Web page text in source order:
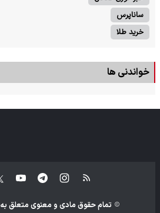
ساناپرس
خرید طلا
خواندنی ها
تمام حقوق مادی و معنوی متعلق به